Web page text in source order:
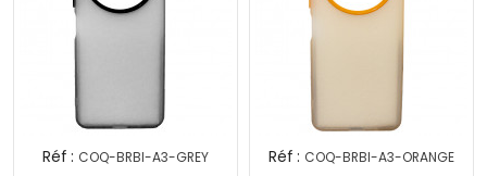
Réf : COQ-BRBI-A3-GREY Réf : COQ-BRBI-A3-ORANGE